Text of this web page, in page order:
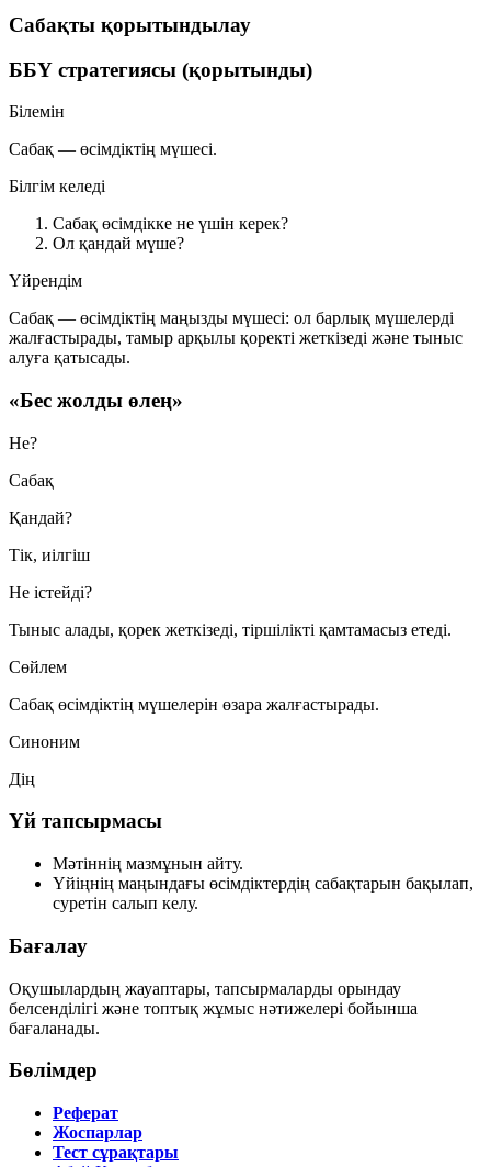
Сабақты қорытындылау
ББҮ стратегиясы (қорытынды)
Білемін
Сабақ — өсімдіктің мүшесі.
Білгім келеді
Сабақ өсімдікке не үшін керек?
Ол қандай мүше?
Үйрендім
Сабақ — өсімдіктің маңызды мүшесі: ол барлық мүшелерді
жалғастырады, тамыр арқылы қоректі жеткізеді және тыныс
алуға қатысады.
«Бес жолды өлең»
Не?
Сабақ
Қандай?
Тік, иілгіш
Не істейді?
Тыныс алады, қорек жеткізеді, тіршілікті қамтамасыз етеді.
Сөйлем
Сабақ өсімдіктің мүшелерін өзара жалғастырады.
Синоним
Дің
Үй тапсырмасы
Мәтіннің мазмұнын айту.
Үйіңнің маңындағы өсімдіктердің сабақтарын бақылап,
суретін салып келу.
Бағалау
Оқушылардың жауаптары, тапсырмаларды орындау
белсенділігі және топтық жұмыс нәтижелері бойынша
бағаланады.
Бөлімдер
Реферат
Жоспарлар
Тест сұрақтары